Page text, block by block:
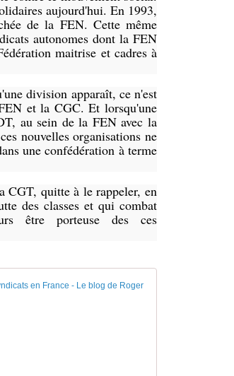
aujourd'hui. En 1993,
de la FEN. Cette même
autonomes dont la FEN
maitrise et cadres à
division apparaît, ce n'est
et la CGC. Et lorsqu'une
au sein de la FEN avec la
nouvelles organisations ne
une confédération à terme
CGT, quitte à le rappeler, en
des classes et qui combat
être porteuse des ces